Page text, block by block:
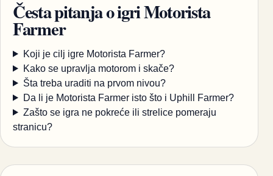
Česta pitanja o igri Motorista
Farmer
Koji je cilj igre Motorista Farmer?
Kako se upravlja motorom i skače?
Šta treba uraditi na prvom nivou?
Da li je Motorista Farmer isto što i Uphill Farmer?
Zašto se igra ne pokreće ili strelice pomeraju
stranicu?